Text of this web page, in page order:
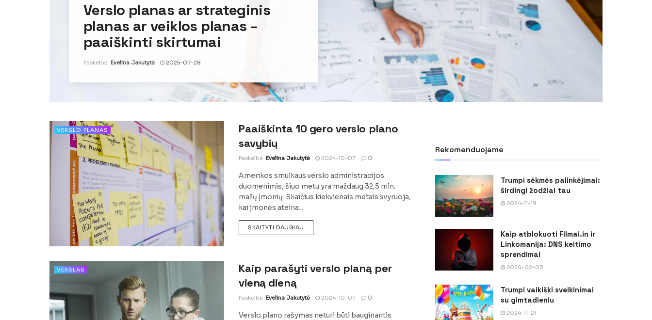
Verslo planas ar strateginis
planas ar veiklos planas –
paaiškinti skirtumai
Paskelbė Evelina Jakutytė 2025-07-28
VERSLO PLANAS
Paaiškinta 10 gero verslo plano
savybių
Paskelbė Evelina Jakutytė 2024-10-07 0
Amerikos smulkaus verslo administracijos
duomenimis, šiuo metu yra maždaug 32,5 mln.
mažų įmonių. Skaičius kiekvienais metais svyruoja,
kai įmonės ateina...
SKAITYTI DAUGIAU
VERSLAS
Kaip parašyti verslo planą per
vieną dieną
Paskelbė Evelina Jakutytė 2024-10-07 0
Verslo plano rašymas neturi būti bauginantis
Rekomenduojame
Trumpi sėkmės palinkėjimai:
širdingi žodžiai tau
2024-11-19
Kaip atblokuoti Filmai.in ir
Linkomanija: DNS keitimo
sprendimai
2026-02-03
Trumpi vaikiški sveikinimai
su gimtadieniu
2024-11-21